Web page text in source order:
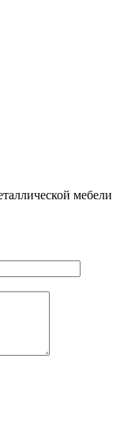
мебели